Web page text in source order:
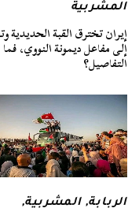
المشربية
إيران تخترق القبة الحديدية
إلى مفاعل ديمونة النووي، فما
التفاصيل؟
الربابة,المشربية,